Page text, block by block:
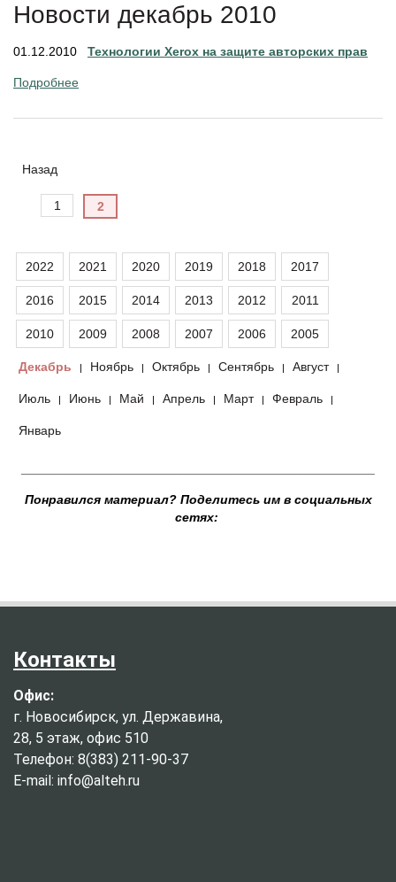
Новости декабрь 2010
01.12.2010 Технологии Xerox на защите авторских прав
Подробнее
Назад
1 2
2022 2021 2020 2019 2018 2017
2016 2015 2014 2013 2012 2011
2010 2009 2008 2007 2006 2005
Декабрь | Ноябрь | Октябрь | Сентябрь | Август |
Июль | Июнь | Май | Апрель | Март | Февраль |
Январь
Понравился материал? Поделитесь им в социальных
сетях:
Контакты
Офис:
г. Новосибирск, ул. Державина,
28, 5 этаж, офис 510
Телефон: 8(383) 211-90-37
E-mail: info@alteh.ru